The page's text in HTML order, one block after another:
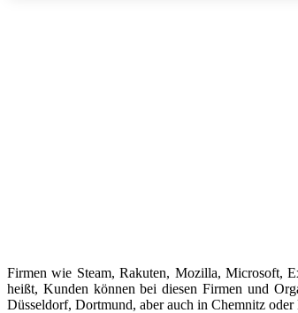
Firmen wie Steam, Rakuten, Mozilla, Microsoft,
heißt, Kunden können bei diesen Firmen und
Düsseldorf, Dortmund, aber auch in Chemnitz